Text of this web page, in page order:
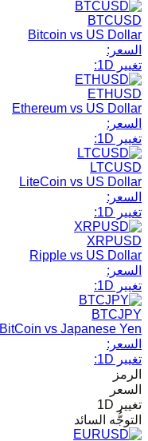
BTCUSD
Bitcoin vs US Dollar
السعر:
تغيير 1D:
ETHUSD
Ethereum vs US Dollar
السعر:
تغيير 1D:
LTCUSD
LiteCoin vs US Dollar
السعر:
تغيير 1D:
XRPUSD
Ripple vs US Dollar
السعر:
تغيير 1D:
BTCJPY
BitCoin vs Japanese Yen
السعر:
تغيير 1D:
الرمز
السعر
تغيير 1D
التوجُّه السائد